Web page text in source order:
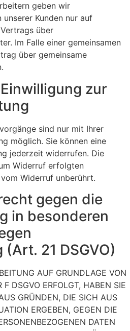
geben wir
Kunden nur auf
über
Im Falle einer gemeinsamen
über gemeinsame
zur
sind nur mit Ihrer
möglich. Sie können eine
jederzeit widerrufen. Die
Widerruf erfolgten
Widerruf unberührt.
gegen die
in besonderen
21 DSGVO)
AUF GRUNDLAGE VON
F DSGVO ERFOLGT, HABEN SIE
GRÜNDEN, DIE SICH AUS
ERGEBEN, GEGEN DIE
DATEN